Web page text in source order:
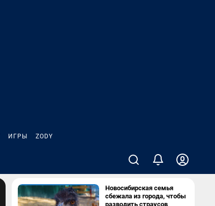
ИГРЫ ZODY
Новосибирская семья
сбежала из города, чтобы
разводить страусов